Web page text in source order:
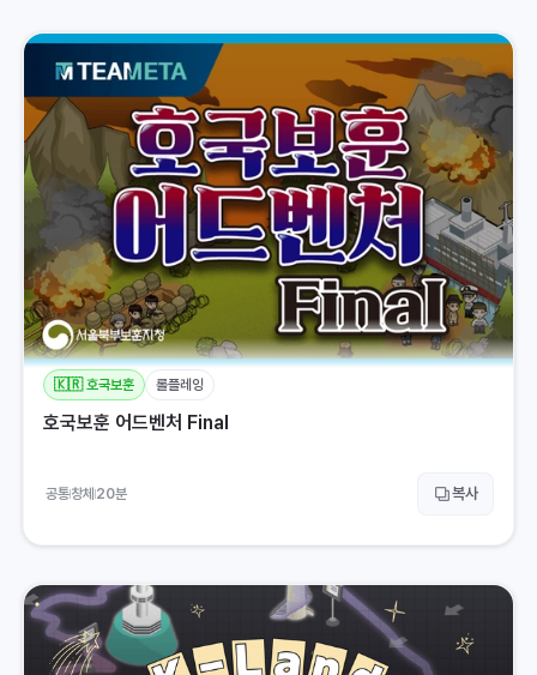
🇰🇷 호국보훈 롤플레잉
호국보훈 어드벤처 Final
공통창체 20분 복사